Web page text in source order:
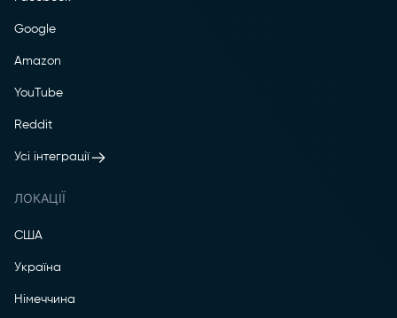
Google
Amazon
YouTube
Reddit
Усі інтеграції
ЛОКАЦІЇ
США
Україна
Німеччина